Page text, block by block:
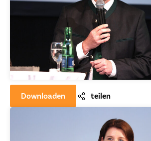
Downloaden teilen